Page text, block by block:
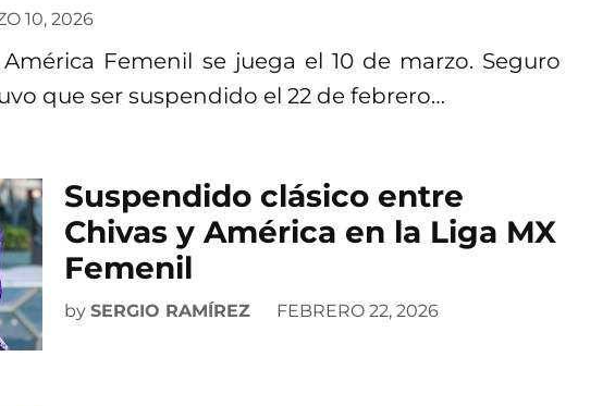
10, 2026
Femenil se juega el 10 de marzo. Seguro
que ser suspendido el 22 de febrero…
Suspendido clásico entre
Chivas y América en la Liga MX
Femenil
by SERGIO RAMÍREZ FEBRERO 22, 2026